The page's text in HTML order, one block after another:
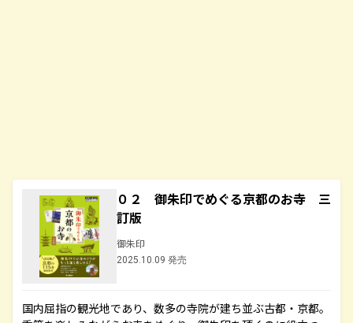
０２ 御朱印でめぐる京都のお寺 三
訂版
御朱印
2025.10.09 発売
国内屈指の観光地であり、数多の寺院が建ち並ぶ古都・京都。